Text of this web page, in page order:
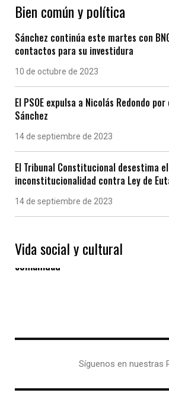
Bien común y política
Sánchez continúa este martes con
contactos para su investidura
10 de octubre de 2023
El PSOE expulsa a Nicolás Redondo
Sánchez
14 de septiembre de 2023
El Tribunal Constitucional desestima
inconstitucionalidad contra Ley de
14 de septiembre de 2023
Vida social y cultural
Las “Eiras” gallegas, un modelo de
comunidad
Síguenos en nuestras